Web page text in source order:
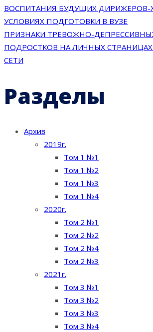
по
записям
ВОСПИТАНИЯ БУДУЩИХ ДИРИЖЕРОВ-
УСЛОВИЯХ ПОДГОТОВКИ В ВУЗЕ
ПРИЗНАКИ ТРЕВОЖНО-
ПОДРОСТКОВ НА ЛИЧНЫХ
СЕТИ
Разделы
Архив
2019г.
Том 1 №1
Том 1 №2
Том 1 №3
Том 1 №4
2020г.
Том 2 №1
Том 2 №2
Том 2 №4
Том 2 №3
2021г.
Том 3 №1
Том 3 №2
Том 3 №3
Том 3 №4